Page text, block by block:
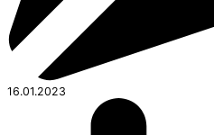
16.01.2023